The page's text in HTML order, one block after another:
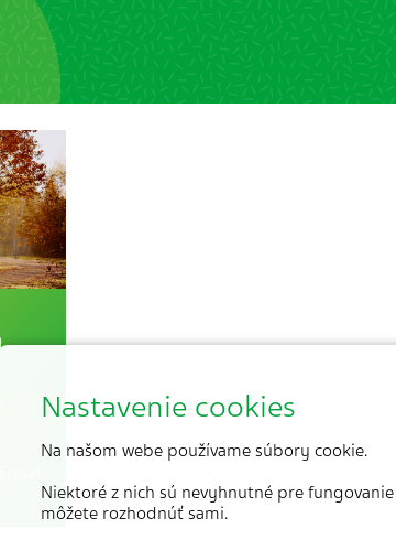
Nastavenie cookies
Na našom webe používame súbory cookie.
Niektoré z nich sú nevyhnutné pre
môžete rozhodnúť sami.